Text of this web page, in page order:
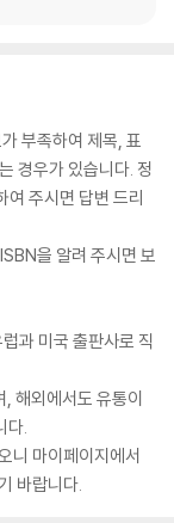
부족하여 제목, 표
경우가 있습니다. 정
여 주시면 답변 드리
을 알려 주시면 보
과 미국 출판사로 직
해외에서도 유통이
다.
니 마이페이지에서
바랍니다.